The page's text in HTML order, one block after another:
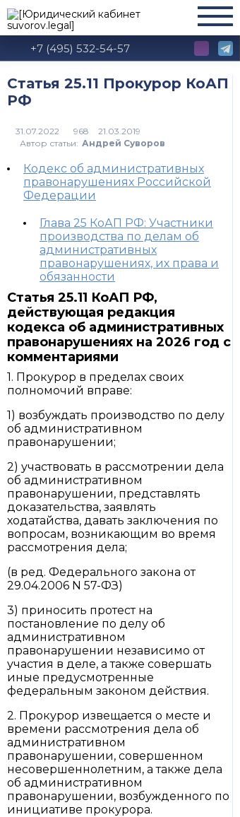
+7 (495) 532-54-57
Статья 25.11 Прокурор КоАП
РФ
968
Автор статьи: Андрей Суворов
Кодекс об административных
правонарушениях Российской
Федерации
Глава 25 КоАП РФ: Участники
производства по делам об
административных
правонарушениях, их права и
обязанности
Статья 25.11 КоАП РФ,
действующая редакция
кодекса об административных
правонарушениях на 2026 год с
комментариями
1. Прокурор в пределах своих
полномочий вправе:
1) возбуждать производство по делу
об административном
правонарушении;
2) участвовать в рассмотрении дела
об административном
правонарушении, представлять
доказательства, заявлять
ходатайства, давать заключения по
вопросам, возникающим во время
рассмотрения дела;
(в ред. Федерального закона от
29.04.2006 N 57-ФЗ)
3) приносить протест на
постановление по делу об
административном
правонарушении независимо от
участия в деле, а также совершать
иные предусмотренные
федеральным законом действия.
2. Прокурор извещается о месте и
времени рассмотрения дела об
административном
правонарушении, совершенном
несовершеннолетним, а также дела
об административном
правонарушении, возбужденного по
инициативе прокурора.